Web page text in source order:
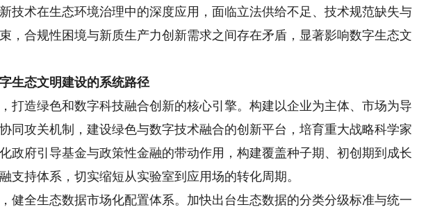
技术在生态环境治理中的深度应用，面临立法供给不足、技术规范缺失与
，合规性困境与新质生产力创新需求之间存在矛盾，显著影响数字生态文
态文明建设的系统路径
造绿色和数字科技融合创新的核心引擎。构建以企业为主体、市场为导
同攻关机制，建设绿色与数字技术融合的创新平台，培育重大战略科学家
政府引导基金与政策性金融的带动作用，构建覆盖种子期、初创期到成长
支持体系，切实缩短从实验室到应用场的转化周期。
全生态数据市场化配置体系。加快出台生态数据的分类分级标准与统一